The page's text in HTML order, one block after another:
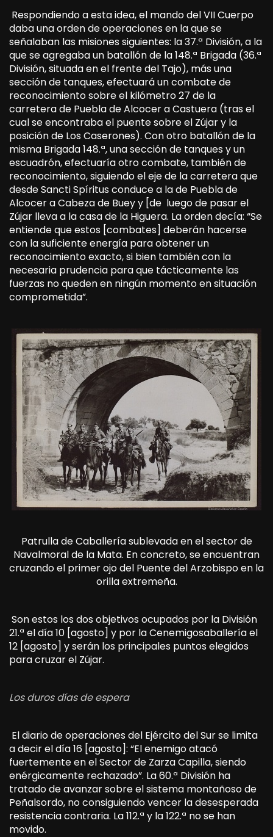
Respondiendo a esta idea, el mando del VII Cuerpo
daba una orden de operaciones en la que se
señalaban las misiones siguientes: la 37.ª División, a la
que se agregaba un batallón de la 148.ª Brigada (36.ª
División, situada en el frente del Tajo), más una
sección de tanques, efectuará un combate de
reconocimiento sobre el kilómetro 27 de la
carretera de Puebla de Alcocer a Castuera (tras el
cual se encontraba el puente sobre el Zújar y la
posición de Los Caserones). Con otro batallón de la
misma Brigada 148.ª, una sección de tanques y un
escuadrón, efectuaría otro combate, también de
reconocimiento, siguiendo el eje de la carretera que
desde Sancti Spíritus conduce a la de Puebla de
Alcocer a Cabeza de Buey y [de luego de pasar el
Zújar lleva a la casa de la Higuera. La orden decía: “Se
entiende que estos [combates] deberán hacerse
con la suficiente energía para obtener un
reconocimiento exacto, si bien también con la
necesaria prudencia para que tácticamente las
fuerzas no queden en ningún momento en situación
comprometida”.
Patrulla de Caballería sublevada en el sector de
Navalmoral de la Mata. En concreto, se encuentran
cruzando el primer ojo del Puente del Arzobispo en la
orilla extremeña.
Son estos los dos objetivos ocupados por la División
21.ª el día 10 [agosto] y por la Cenemigosaballería el
12 [agosto] y serán los principales puntos elegidos
para cruzar el Zújar.
Los duros días de espera
El diario de operaciones del Ejército del Sur se limita
a decir el día 16 [agosto]: “El enemigo atacó
fuertemente en el Sector de Zarza Capilla, siendo
enérgicamente rechazado”. La 60.ª División ha
tratado de avanzar sobre el sistema montañoso de
Peñalsordo, no consiguiendo vencer la desesperada
resistencia contraria. La 112.ª y la 122.ª no se han
movido.